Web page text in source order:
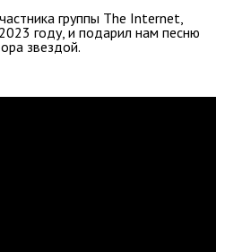
группы The Internet,
году, и подарил нам песню
звездой.